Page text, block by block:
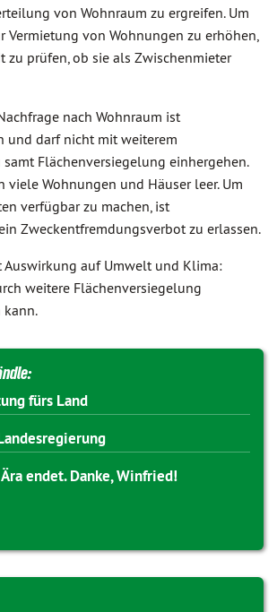
von Wohnraum zu ergreifen. Um
Vermietung von Wohnungen zu erhöhen,
zu prüfen, ob sie als Zwischenmieter
nach Wohnraum ist
und darf nicht mit weiterem
Flächenversiegelung einhergehen.
viele Wohnungen und Häuser leer. Um
verfügbar zu machen, ist
Zweckentfremdungsverbot zu erlassen.
Auswirkung auf Umwelt und Klima:
weitere Flächenversiegelung
kann.
fürs Land
endet. Danke, Winfried!